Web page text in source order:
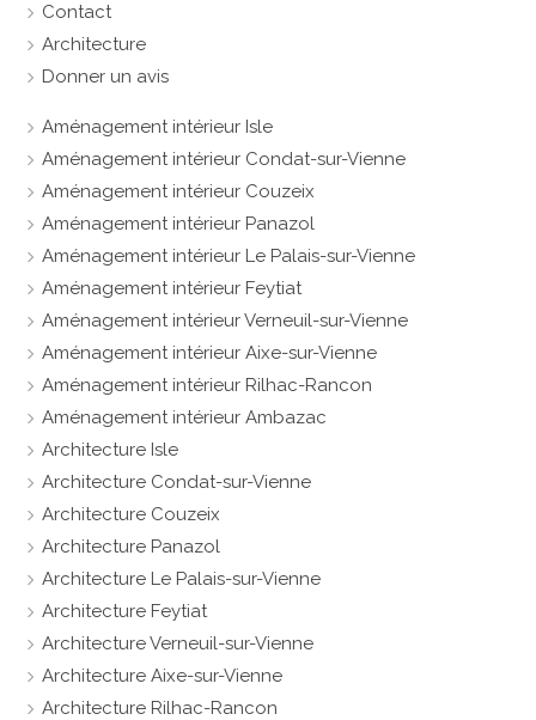
Contact
Architecture
Donner un avis
Aménagement intérieur Isle
Aménagement intérieur Condat-sur-Vienne
Aménagement intérieur Couzeix
Aménagement intérieur Panazol
Aménagement intérieur Le Palais-sur-Vienne
Aménagement intérieur Feytiat
Aménagement intérieur Verneuil-sur-Vienne
Aménagement intérieur Aixe-sur-Vienne
Aménagement intérieur Rilhac-Rancon
Aménagement intérieur Ambazac
Architecture Isle
Architecture Condat-sur-Vienne
Architecture Couzeix
Architecture Panazol
Architecture Le Palais-sur-Vienne
Architecture Feytiat
Architecture Verneuil-sur-Vienne
Architecture Aixe-sur-Vienne
Architecture Rilhac-Rancon